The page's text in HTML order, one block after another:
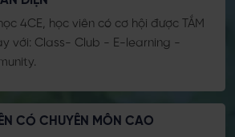
4CE, học viên có cơ hội được TẮM
với: Class- Club - E-learning -
CÓ CHUYÊN MÔN CAO